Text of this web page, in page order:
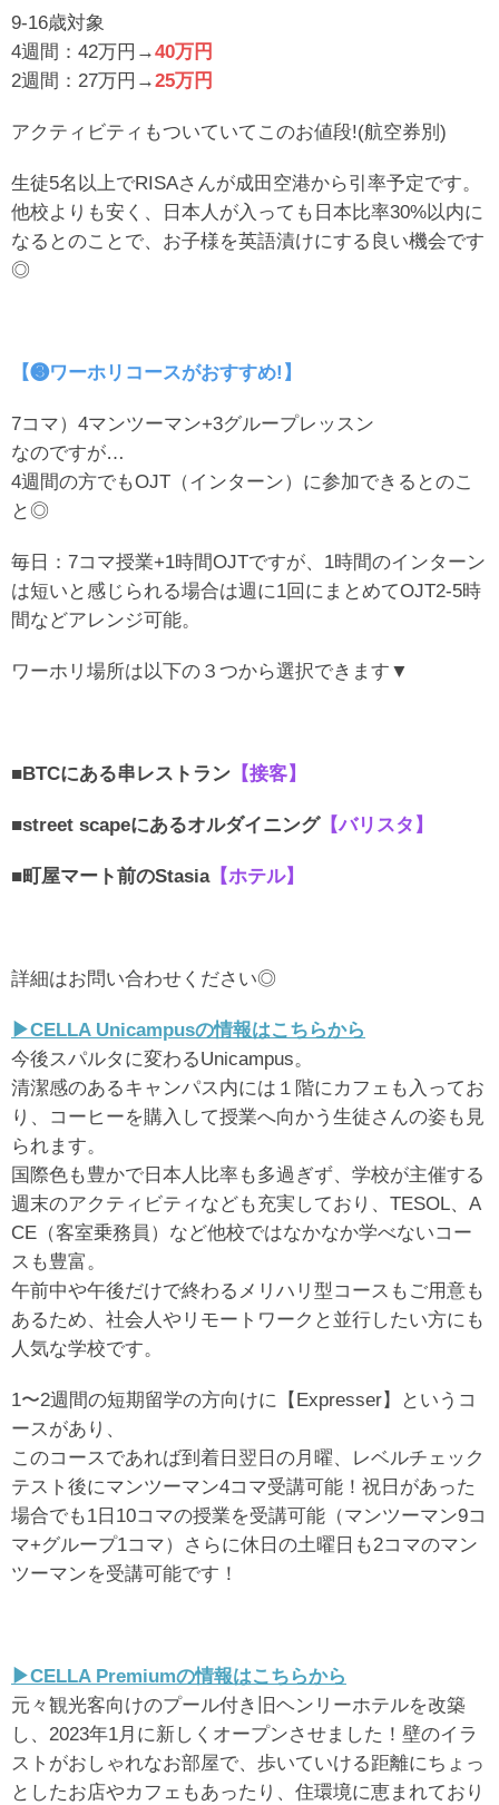
9-16歳対象
4週間：42万円→40万円
2週間：27万円→25万円
アクティビティもついていてこのお値段!(航空券別)
生徒5名以上でRISAさんが成田空港から引率予定です。
他校よりも安く、日本人が入っても日本比率30%以内に
なるとのことで、お子様を英語漬けにする良い機会です
◎
【❸ワーホリコースがおすすめ!】
7コマ）4マンツーマン+3グループレッスン
なのですが…
4週間の方でもOJT（インターン）に参加できるとのこ
と◎
毎日：7コマ授業+1時間OJTですが、1時間のインターン
は短いと感じられる場合は週に1回にまとめてOJT2-5時
間などアレンジ可能。
ワーホリ場所は以下の３つから選択できます▼
■BTCにある串レストラン 【接客】
■street scapeにあるオルダイニング【バリスタ】
■町屋マート前のStasia【ホテル】
詳細はお問い合わせください◎
▶︎CELLA Unicampusの情報はこちらから
今後スパルタに変わるUnicampus。
清潔感のあるキャンパス内には１階にカフェも入ってお
り、コーヒーを購入して授業へ向かう生徒さんの姿も見
られます。
国際色も豊かで日本人比率も多過ぎず、学校が主催する
週末のアクティビティなども充実しており、TESOL、A
CE（客室乗務員）など他校ではなかなか学べないコー
スも豊富。
午前中や午後だけで終わるメリハリ型コースもご用意も
あるため、社会人やリモートワークと並行したい方にも
人気な学校です。
1〜2週間の短期留学の方向けに【Expresser】というコ
ースがあり、
このコースであれば到着日翌日の月曜、レベルチェック
テスト後にマンツーマン4コマ受講可能！祝日があった
場合でも1日10コマの授業を受講可能（マンツーマン9コ
マ+グループ1コマ）さらに休日の土曜日も2コマのマン
ツーマンを受講可能です！
▶︎CELLA Premiumの情報はこちらから
元々観光客向けのプール付き旧ヘンリーホテルを改築
し、2023年1月に新しくオープンさせました！壁のイラ
ストがおしゃれなお部屋で、歩いていける距離にちょっ
としたお店やカフェもあったり、住環境に恵まれており